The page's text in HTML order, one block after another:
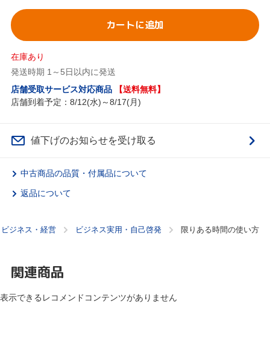
カートに追加
在庫あり
発送時期 1～5日以内に発送
店舗受取サービス対応商品
【送料無料】
店舗到着予定：8/12(水)～8/17(月)
値下げのお知らせを受け取る
中古商品の品質・付属品について
返品について
ビジネス・経営 ビジネス実用・自己啓発 限りある時間の使い方
関連商品
表示できるレコメンドコンテンツがありません